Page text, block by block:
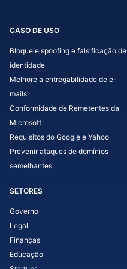
CASO DE USO
Bloqueie spoofing e falsificação de
identidade
Melhore a entregabilidade de e-
mails
Conformidade de Remetentes da
Microsoft
Requisitos do Google e Yahoo
Prevenir ataques de domínios
semelhantes
SETORES
Governo
Legal
Finanças
Educação